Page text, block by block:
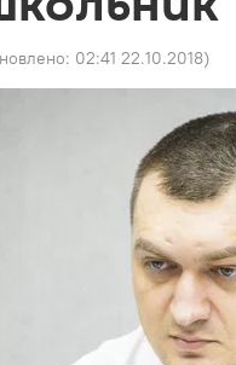
02:41 22.10.2018)